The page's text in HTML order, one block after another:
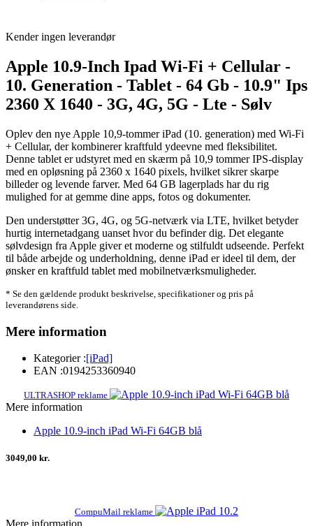
Kender ingen leverandør
Apple 10.9-Inch Ipad Wi-Fi + Cellular -
10. Generation - Tablet - 64 Gb - 10.9" Ips
2360 X 1640 - 3G, 4G, 5G - Lte - Sølv
Oplev den nye Apple 10,9-tommer iPad (10. generation) med Wi-Fi
+ Cellular, der kombinerer kraftfuld ydeevne med fleksibilitet.
Denne tablet er udstyret med en skærm på 10,9 tommer IPS-display
med en opløsning på 2360 x 1640 pixels, hvilket sikrer skarpe
billeder og levende farver. Med 64 GB lagerplads har du rig
mulighed for at gemme dine apps, fotos og dokumenter.
Den understøtter 3G, 4G, og 5G-netværk via LTE, hvilket betyder
hurtig internetadgang uanset hvor du befinder dig. Det elegante
sølvdesign fra Apple giver et moderne og stilfuldt udseende. Perfekt
til både arbejde og underholdning, denne iPad er ideel til dem, der
ønsker en kraftfuld tablet med mobilnetværksmuligheder.
* Se den gældende produkt beskrivelse, specifikationer og pris på
leverandørens side.
Mere information
Kategorier :[iPad]
EAN :0194253360940
ULTRASHOP reklame
Mere information
Apple 10.9-inch iPad Wi-Fi 64GB blå
3049,00 kr.
CompuMail reklame
Mere information